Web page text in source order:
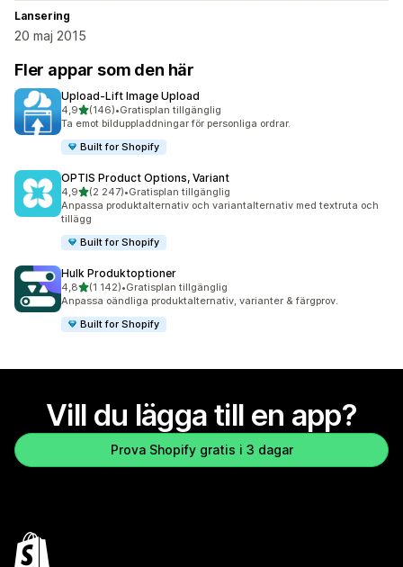
Lansering
20 maj 2015
Fler appar som den här
Upload‑Lift Image Upload
4,9av 5 stjärnor
(146)
146 recensioner totalt
•Gratisplan tillgänglig
Ta emot bilduppladdningar för personliga ordrar.
Built for Shopify
OPTIS Product Options, Variant
4,9av 5 stjärnor
(2 247)
2247 recensioner totalt
•Gratisplan tillgänglig
Anpassa produktalternativ och variantalternativ med textruta och
tillägg
Built for Shopify
Hulk Produktoptioner
4,8av 5 stjärnor
(1 142)
1142 recensioner totalt
•Gratisplan tillgänglig
Anpassa oändliga produktalternativ, varianter & färgprov.
Built for Shopify
Vill du lägga till en app?
Prova Shopify gratis i 3 dagar